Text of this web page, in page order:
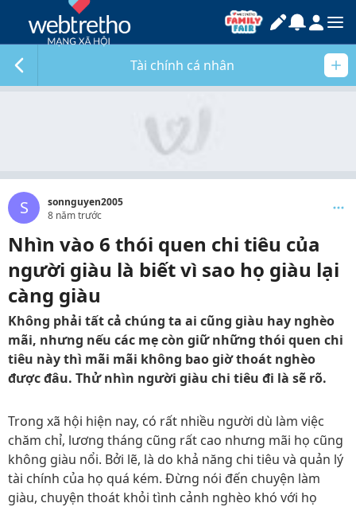
Tài chính cá nhân
S
sonnguyen2005
8 năm trước
Nhìn vào 6 thói quen chi tiêu của
người giàu là biết vì sao họ giàu lại
càng giàu
Không phải tất cả chúng ta ai cũng giàu hay nghèo
mãi, nhưng nếu các mẹ còn giữ những thói quen chi
tiêu này thì mãi mãi không bao giờ thoát nghèo
được đâu. Thử nhìn người giàu chi tiêu đi là sẽ rõ.
Trong xã hội hiện nay, có rất nhiều người dù làm việc
chăm chỉ, lương tháng cũng rất cao nhưng mãi họ cũng
không giàu nổi. Bởi lẽ, là do khả năng chi tiêu và quản lý
tài chính của họ quá kém. Đừng nói đến chuyện làm
giàu, chuyện thoát khỏi tình cảnh nghèo khó với họ